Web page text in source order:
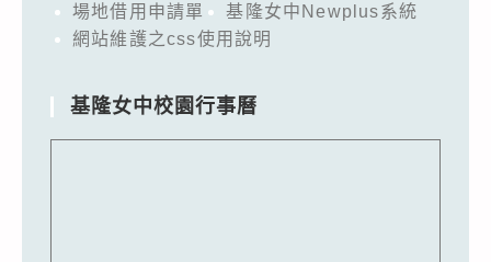
場地借用申請單
基隆女中Newplus系統
網站維護之css使用說明
基隆女中校園行事曆